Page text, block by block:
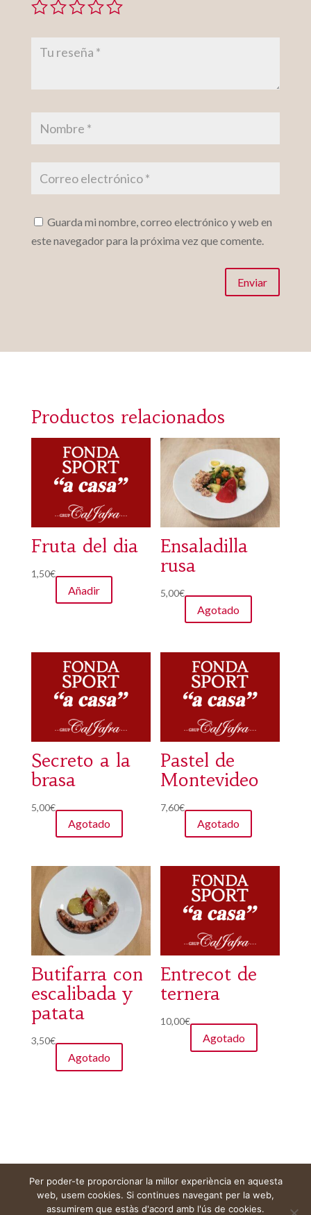
Guarda mi nombre, correo electrónico y web en
este navegador para la próxima vez que comente.
Enviar
Productos relacionados
Fruta del dia
1,50€
Añadir
Ensaladilla
rusa
5,00€
Agotado
Secreto a la
brasa
5,00€
Agotado
Pastel de
Montevideo
7,60€
Agotado
Butifarra con
escalibada y
patata
3,50€
Agotado
Entrecot de
ternera
10,00€
Agotado
Aviso legal Carrito Mi cuenta
Per poder-te proporcionar la millor experiència en aquesta
web, usem cookies. Si continues navegant per la web,
assumirem que estàs d'acord amb l'ús de cookies.